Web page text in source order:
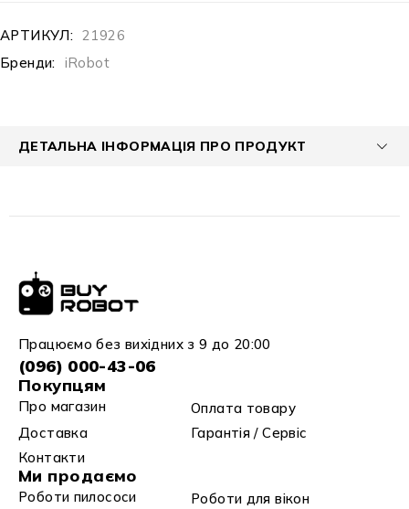
АРТИКУЛ: 21926
Бренди: iRobot
ДЕТАЛЬНА ІНФОРМАЦІЯ ПРО ПРОДУКТ
Працюємо без вихідних з 9 до 20:00
(096) 000-43-06
Покупцям
Про магазин
Оплата товару
Доставка
Гарантія / Сервіс
Контакти
Ми продаємо
Роботи пилососи Роботи для вікон